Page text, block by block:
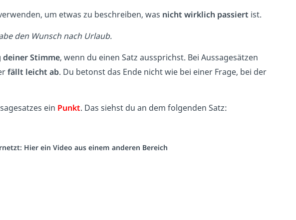
um etwas zu beschreiben, was nicht wirklich passiert ist.
den Wunsch nach Urlaub.
deiner Stimme, wenn du einen Satz aussprichst. Bei Aussagesätzen
fällt leicht ab. Du betonst das Ende nicht wie bei einer Frage, bei der
ein Punkt. Das siehst du an dem folgenden Satz:
Hier ein Video aus einem anderen Bereich